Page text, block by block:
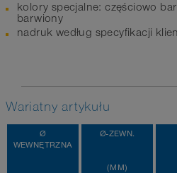
kolory specjalne: częściowo
barwiony
nadruk według specyfikacji
Wariatny artykułu
Ø
WEWNĘTRZNA
Ø-ZEWN.
(MM)